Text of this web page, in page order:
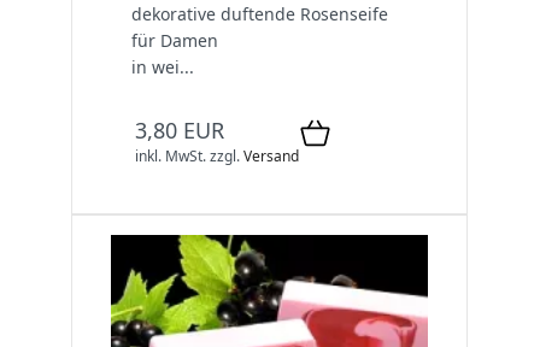
dekorative duftende Rosenseife
für Damen
in wei...
3,80 EUR
inkl. MwSt.zzgl.Versand